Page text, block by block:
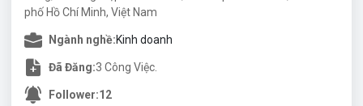
phố Hồ Chí Minh, Việt Nam
Ngành nghề:Kinh doanh
Đã Đăng:3 Công Việc.
Follower:12